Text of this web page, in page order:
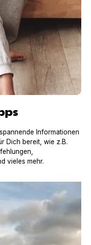
Informationen
Dich bereit, wie z.B.
vieles mehr.